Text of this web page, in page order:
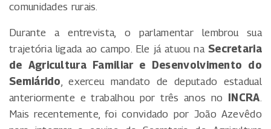
comunidades rurais.
Durante a entrevista, o parlamentar lembrou sua
trajetória ligada ao campo. Ele já atuou na Secretaria
de Agricultura Familiar e Desenvolvimento do
Semiárido, exerceu mandato de deputado estadual
anteriormente e trabalhou por três anos no
INCRA.
Mais recentemente, foi convidado por João Azevêdo